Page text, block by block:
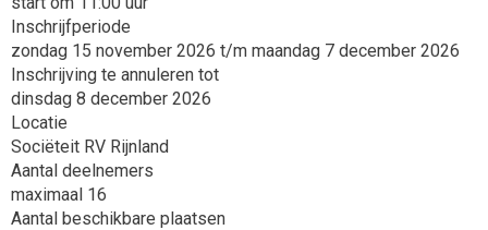
Inschrijfperiode
zondag 15 november 2026 t/m maandag 7 december 2026
Inschrijving te annuleren tot
dinsdag 8 december 2026
Locatie
Sociëteit RV Rijnland
Aantal deelnemers
maximaal 16
Aantal beschikbare plaatsen